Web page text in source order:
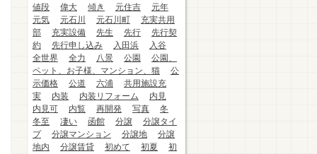
値段
偉大 傾き 元住吉
元年
元気
元石川 元石川町
充実共用
部
充実設備 先生 先行
先行契
約
先行申し込み 入田浜
入谷
全世界
全力 八景 公園
公園、
ペット、お子様、マンション、猫
公
示価格
公道 六浦
共用施設充
実
内装 内装リフォーム
内見
内見可
内覧 再開発 写真
冬
冬至
凄い 函館 分譲
分譲タイ
プ
分譲マンション 分譲地
分譲
地内
分譲賃貸 初めて 初夏
初